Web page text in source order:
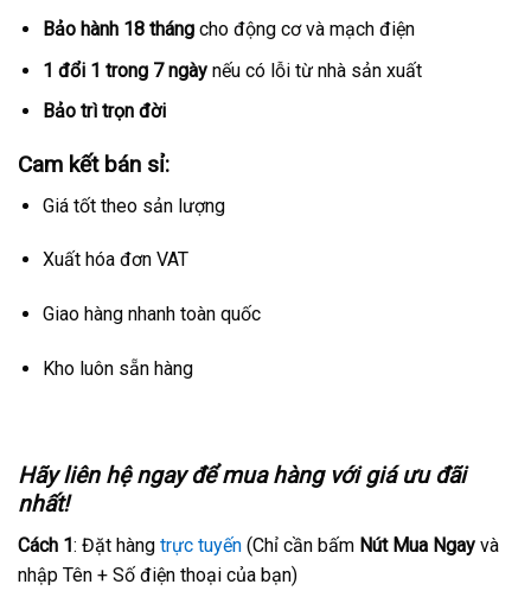
Bảo hành 18 thángcho động cơ và mạch điện
1 đổi 1 trong 7 ngàynếu có lỗi từ nhà sản xuất
Bảo trì trọn đời
Cam kết bán sỉ:
Giá tốt theo sản lượng
Xuất hóa đơn VAT
Giao hàng nhanh toàn quốc
Kho luôn sẵn hàng
Hãy liên hệ ngay để mua hàng với giá ưu đãi
nhất!
Cách 1: Đặt hàng trực tuyến (Chỉ cần bấm Nút Mua Ngay và
nhập Tên + Số điện thoại của bạn)